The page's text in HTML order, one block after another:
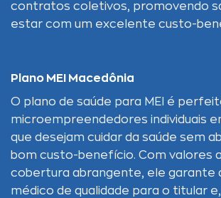
contratos coletivos, promovendo
estar com um excelente custo-
Plano MEI Macedônia
O plano de saúde para MEI é
microempreendedores individuais
que desejam cuidar da saúde sem
bom custo-benefício. Com valores
cobertura abrangente, ele garante
médico de qualidade para o titular